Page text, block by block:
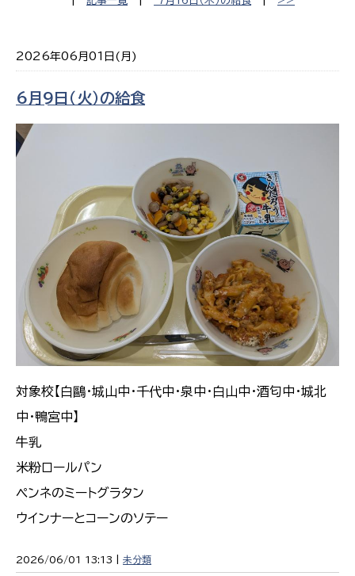
2026年06月01日(月)
6月9日（火）の給食
対象校【白鷗・城山中・千代中・泉中・白山中・酒匂中・城北
中・鴨宮中】
牛乳
米粉ロールパン
ペンネのミートグラタン
ウインナーとコーンのソテー
2026/06/01 13:13 | 未分類